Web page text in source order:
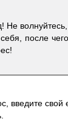
волнуйтесь,
после
введите